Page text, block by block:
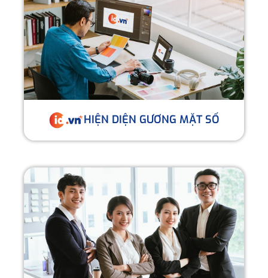
HIỆN DIỆN GƯƠNG MẶT SỐ